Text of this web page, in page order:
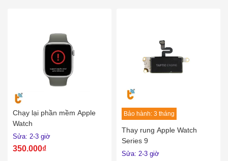
Chạy lại phần mềm Apple
Watch
Sửa: 2-3 giờ
350.000₫
Bảo hành: 3 tháng
Thay rung Apple Watch
Series 9
Sửa: 2-3 giờ